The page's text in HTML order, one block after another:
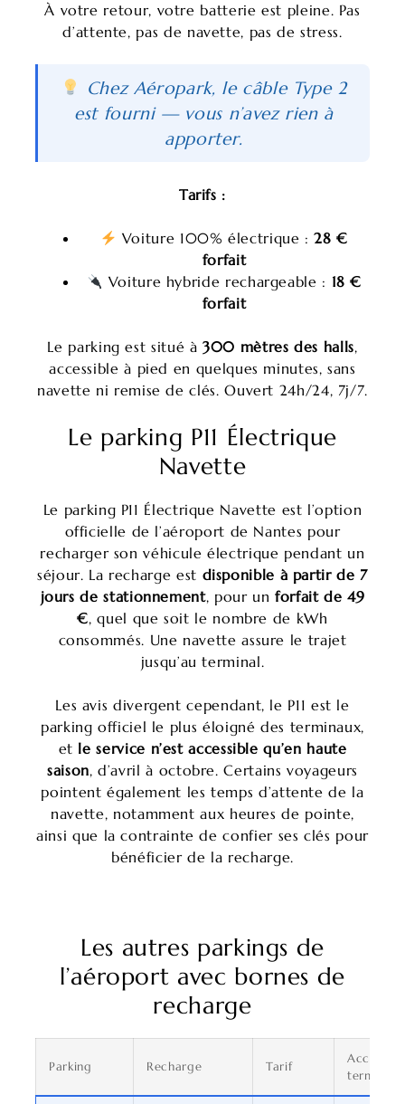
À votre retour, votre batterie est pleine. Pas
d’attente, pas de navette, pas de stress.
Chez Aéropark, le câble Type 2
est fourni — vous n’avez rien à
apporter.
Tarifs :
Voiture 100% électrique :28 €
forfait
Voiture hybride rechargeable : 18 €
forfait
Le parking est situé à300 mètres des halls,
accessible à pied en quelques minutes, sans
navette ni remise de clés. Ouvert 24h/24, 7j/7.
Le parking P11 Électrique
Navette
Le parking P11 Électrique Navette est l’option
officielle de l’aéroport de Nantes pour
recharger son véhicule électrique pendant un
séjour. La recharge est disponible à partir de 7
jours de stationnement, pour unforfait de 49
€, quel que soit le nombre de kWh
consommés. Une navette assure le trajet
jusqu’au terminal.
Les avis divergent cependant, le P11 est le
parking officiel le plus éloigné des terminaux,
et le service n’est accessible qu’en haute
saison, d’avril à octobre. Certains voyageurs
pointent également les temps d’attente de la
navette, notamment aux heures de pointe,
ainsi que la contrainte de confier ses clés pour
bénéficier de la recharge.
Les autres parkings de
l’aéroport avec bornes de
recharge
Parking Recharge Tarif
Accès
terminal